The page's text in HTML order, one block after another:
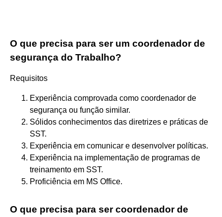
O que precisa para ser um coordenador de
segurança do Trabalho?
Requisitos
Experiência comprovada como coordenador de
segurança ou função similar.
Sólidos conhecimentos das diretrizes e práticas de
SST.
Experiência em comunicar e desenvolver políticas.
Experiência na implementação de programas de
treinamento em SST.
Proficiência em MS Office.
O que precisa para ser coordenador de